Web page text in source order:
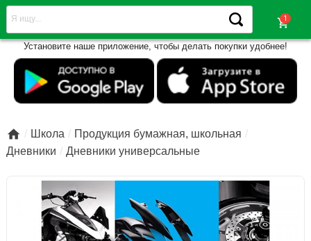
shopping_cart
Установите наше приложение, чтобы делать покупки удобнее!
 Школа
Продукция бумажная, школьная
Дневники
Дневники универсальные